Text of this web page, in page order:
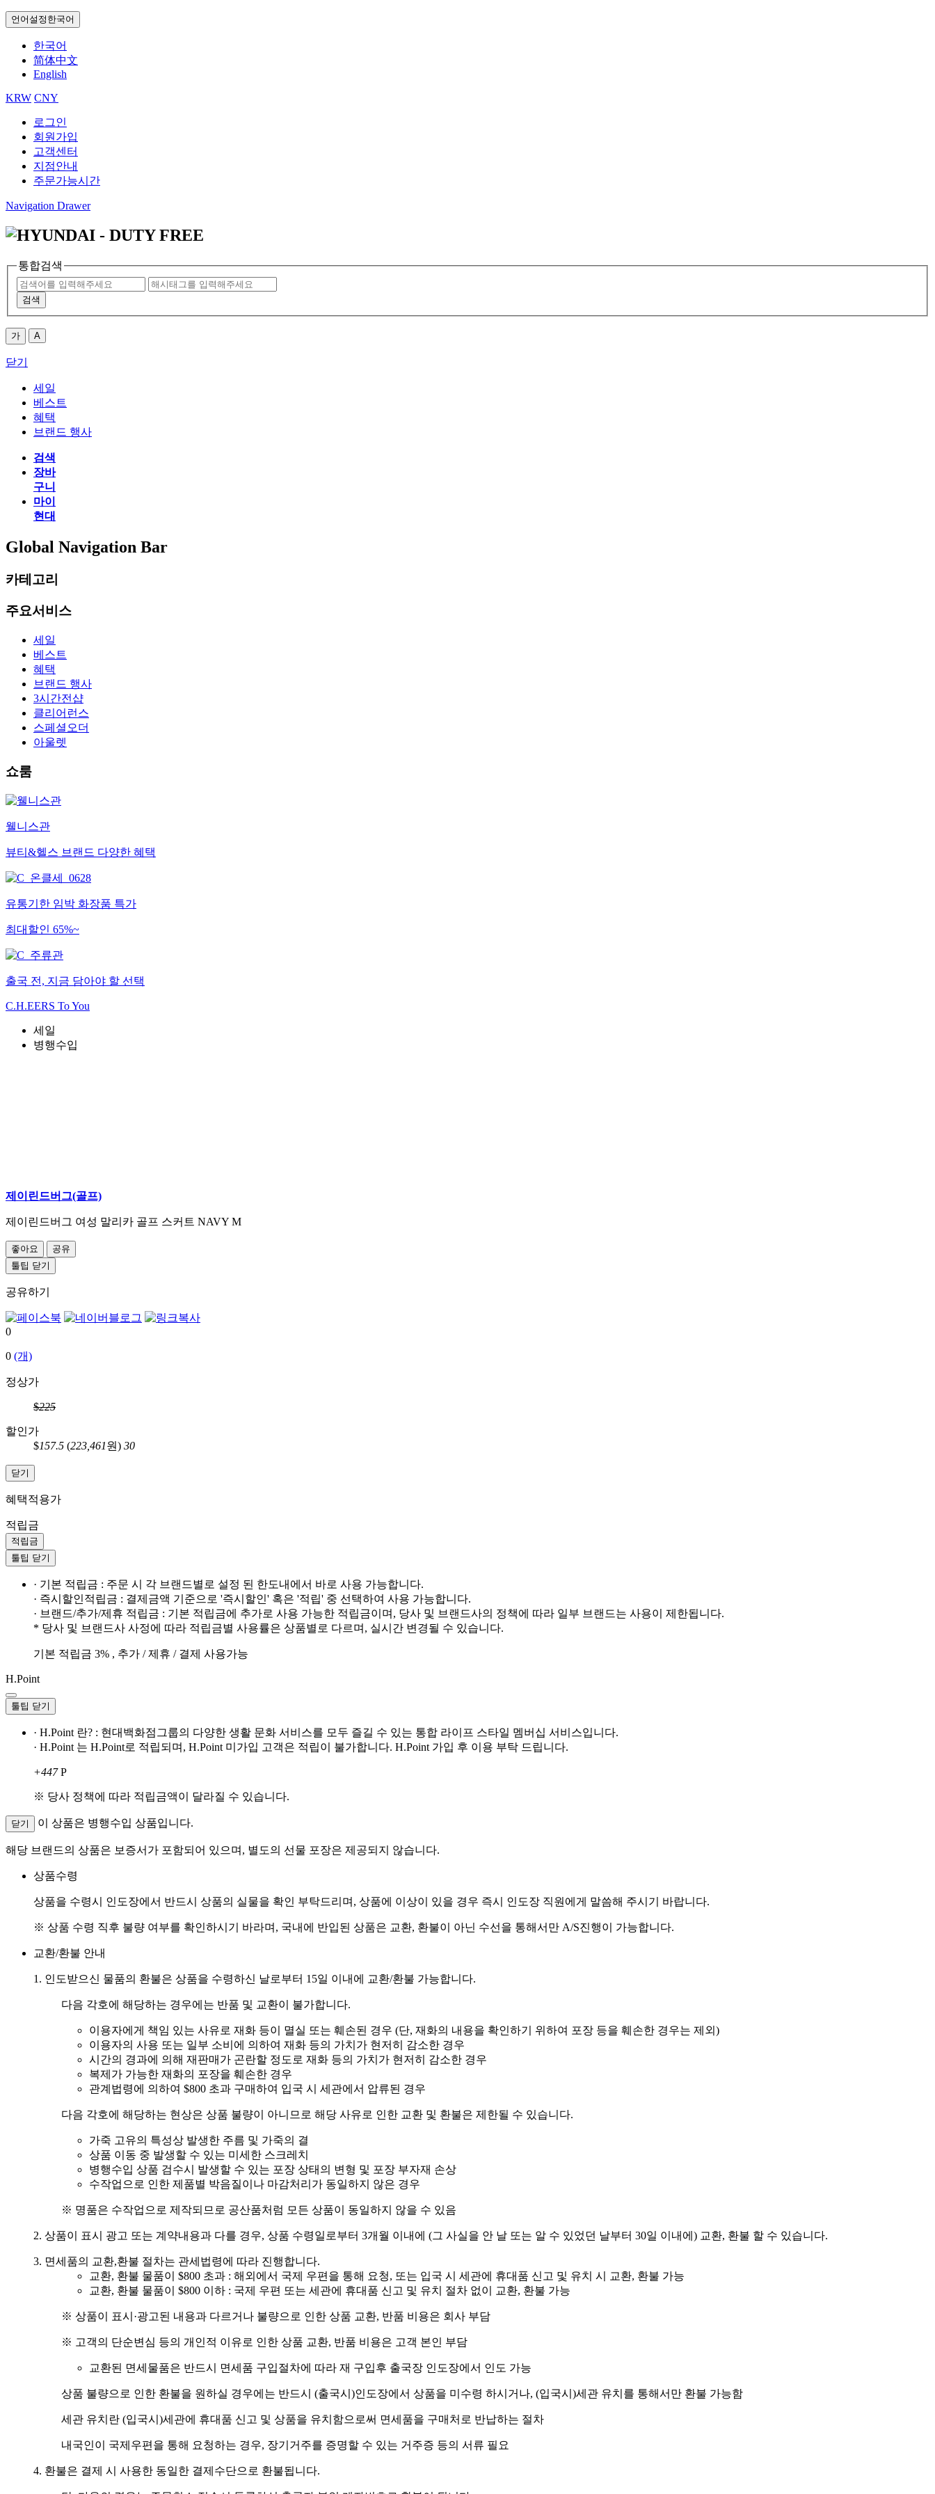
언어설정 한국어
한국어
简体中文
English
KRW CNY
로그인
회원가입
고객센터
지점안내
주문가능시간
Navigation Drawer
통합검색
검색
가 A
닫기
세일
베스트
혜택
브랜드 행사
검색
장바
구니
마이
현대
Global Navigation Bar
카테고리
주요서비스
세일
베스트
혜택
브랜드 행사
3시간전샵
클리어런스
스페셜오더
아울렛
쇼룸
웰니스관
뷰티&헬스 브랜드 다양한 혜택
유통기한 임박 화장품 특가
최대할인 65%~
출국 전, 지금 담아야 할 선택
C.H.EERS To You
세일
병행수입
제이린드버그(골프)
제이린드버그 여성 말리카 골프 스커트 NAVY M
좋아요
공유
툴팁 닫기
공유하기
0
0 (개)
정상가
$225
할인가
$157.5 (223,461원) 30
닫기
혜택적용가
적립금
적립금
툴팁 닫기
· 기본 적립금 : 주문 시 각 브랜드별로 설정 된 한도내에서 바로 사용 가능합니다.
· 즉시할인적립금 : 결제금액 기준으로 '즉시할인' 혹은 '적립' 중 선택하여 사용 가능합니다.
· 브랜드/추가/제휴 적립금 : 기본 적립금에 추가로 사용 가능한 적립금이며, 당사 및 브랜드사의 정책에 따라 일부 브랜드는 사용이 제한됩니다.
* 당사 및 브랜드사 사정에 따라 적립금별 사용률은 상품별로 다르며, 실시간 변경될 수 있습니다.
기본 적립금 3% , 추가 / 제휴 / 결제 사용가능
H.Point
툴팁 닫기
· H.Point 란? : 현대백화점그룹의 다양한 생활 문화 서비스를 모두 즐길 수 있는 통합 라이프 스타일 멤버십 서비스입니다.
· H.Point 는 H.Point로 적립되며, H.Point 미가입 고객은 적립이 불가합니다. H.Point 가입 후 이용 부탁 드립니다.
+447P
※ 당사 정책에 따라 적립금액이 달라질 수 있습니다.
닫기 이 상품은 병행수입 상품입니다.
해당 브랜드의 상품은 보증서가 포함되어 있으며, 별도의 선물 포장은 제공되지 않습니다.
상품수령
상품을 수령시 인도장에서 반드시 상품의 실물을 확인 부탁드리며, 상품에 이상이 있을 경우 즉시 인도장 직원에게 말씀해 주시기 바랍니다.
※ 상품 수령 직후 불량 여부를 확인하시기 바라며, 국내에 반입된 상품은 교환, 환불이 아닌 수선을 통해서만 A/S진행이 가능합니다.
교환/환불 안내
1. 인도받으신 물품의 환불은 상품을 수령하신 날로부터 15일 이내에 교환/환불 가능합니다.
다음 각호에 해당하는 경우에는 반품 및 교환이 불가합니다.
이용자에게 책임 있는 사유로 재화 등이 멸실 또는 훼손된 경우 (단, 재화의 내용을 확인하기 위하여 포장 등을 훼손한 경우는 제외)
이용자의 사용 또는 일부 소비에 의하여 재화 등의 가치가 현저히 감소한 경우
시간의 경과에 의해 재판매가 곤란할 정도로 재화 등의 가치가 현저히 감소한 경우
복제가 가능한 재화의 포장을 훼손한 경우
관계법령에 의하여 $800 초과 구매하여 입국 시 세관에서 압류된 경우
다음 각호에 해당하는 현상은 상품 불량이 아니므로 해당 사유로 인한 교환 및 환불은 제한될 수 있습니다.
가죽 고유의 특성상 발생한 주름 및 가죽의 결
상품 이동 중 발생할 수 있는 미세한 스크레치
병행수입 상품 검수시 발생할 수 있는 포장 상태의 변형 및 포장 부자재 손상
수작업으로 인한 제품별 박음질이나 마감처리가 동일하지 않은 경우
※ 명품은 수작업으로 제작되므로 공산품처럼 모든 상품이 동일하지 않을 수 있음
2. 상품이 표시 광고 또는 계약내용과 다를 경우, 상품 수령일로부터 3개월 이내에 (그 사실을 안 날 또는 알 수 있었던 날부터 30일 이내에) 교환, 환불 할 수 있습니다.
3. 면세품의 교환,환불 절차는 관세법령에 따라 진행합니다.
교환, 환불 물품이 $800 초과 : 해외에서 국제 우편을 통해 요청, 또는 입국 시 세관에 휴대품 신고 및 유치 시 교환, 환불 가능
교환, 환불 물품이 $800 이하 : 국제 우편 또는 세관에 휴대품 신고 및 유치 절차 없이 교환, 환불 가능
※ 상품이 표시·광고된 내용과 다르거나 불량으로 인한 상품 교환, 반품 비용은 회사 부담
※ 고객의 단순변심 등의 개인적 이유로 인한 상품 교환, 반품 비용은 고객 본인 부담
교환된 면세물품은 반드시 면세품 구입절차에 따라 재 구입후 출국장 인도장에서 인도 가능
상품 불량으로 인한 환불을 원하실 경우에는 반드시 (출국시)인도장에서 상품을 미수령 하시거나, (입국시)세관 유치를 통해서만 환불 가능함
세관 유치란 (입국시)세관에 휴대품 신고 및 상품을 유치함으로써 면세품을 구매처로 반납하는 절차
내국인이 국제우편을 통해 요청하는 경우, 장기거주를 증명할 수 있는 거주증 등의 서류 필요
4. 환불은 결제 시 사용한 동일한 결제수단으로 환불됩니다.